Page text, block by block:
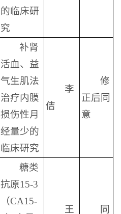
的临床研
究
补肾
活血、益
气生肌法
治疗内膜
损伤性月
经量少的
临床研究
李
佶
修
正后同
意
糖类
抗原15-3
（CA15-
王
同